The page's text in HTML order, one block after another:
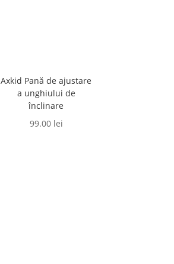
Axkid Pană de ajustare
a unghiului de
înclinare
99.00 lei